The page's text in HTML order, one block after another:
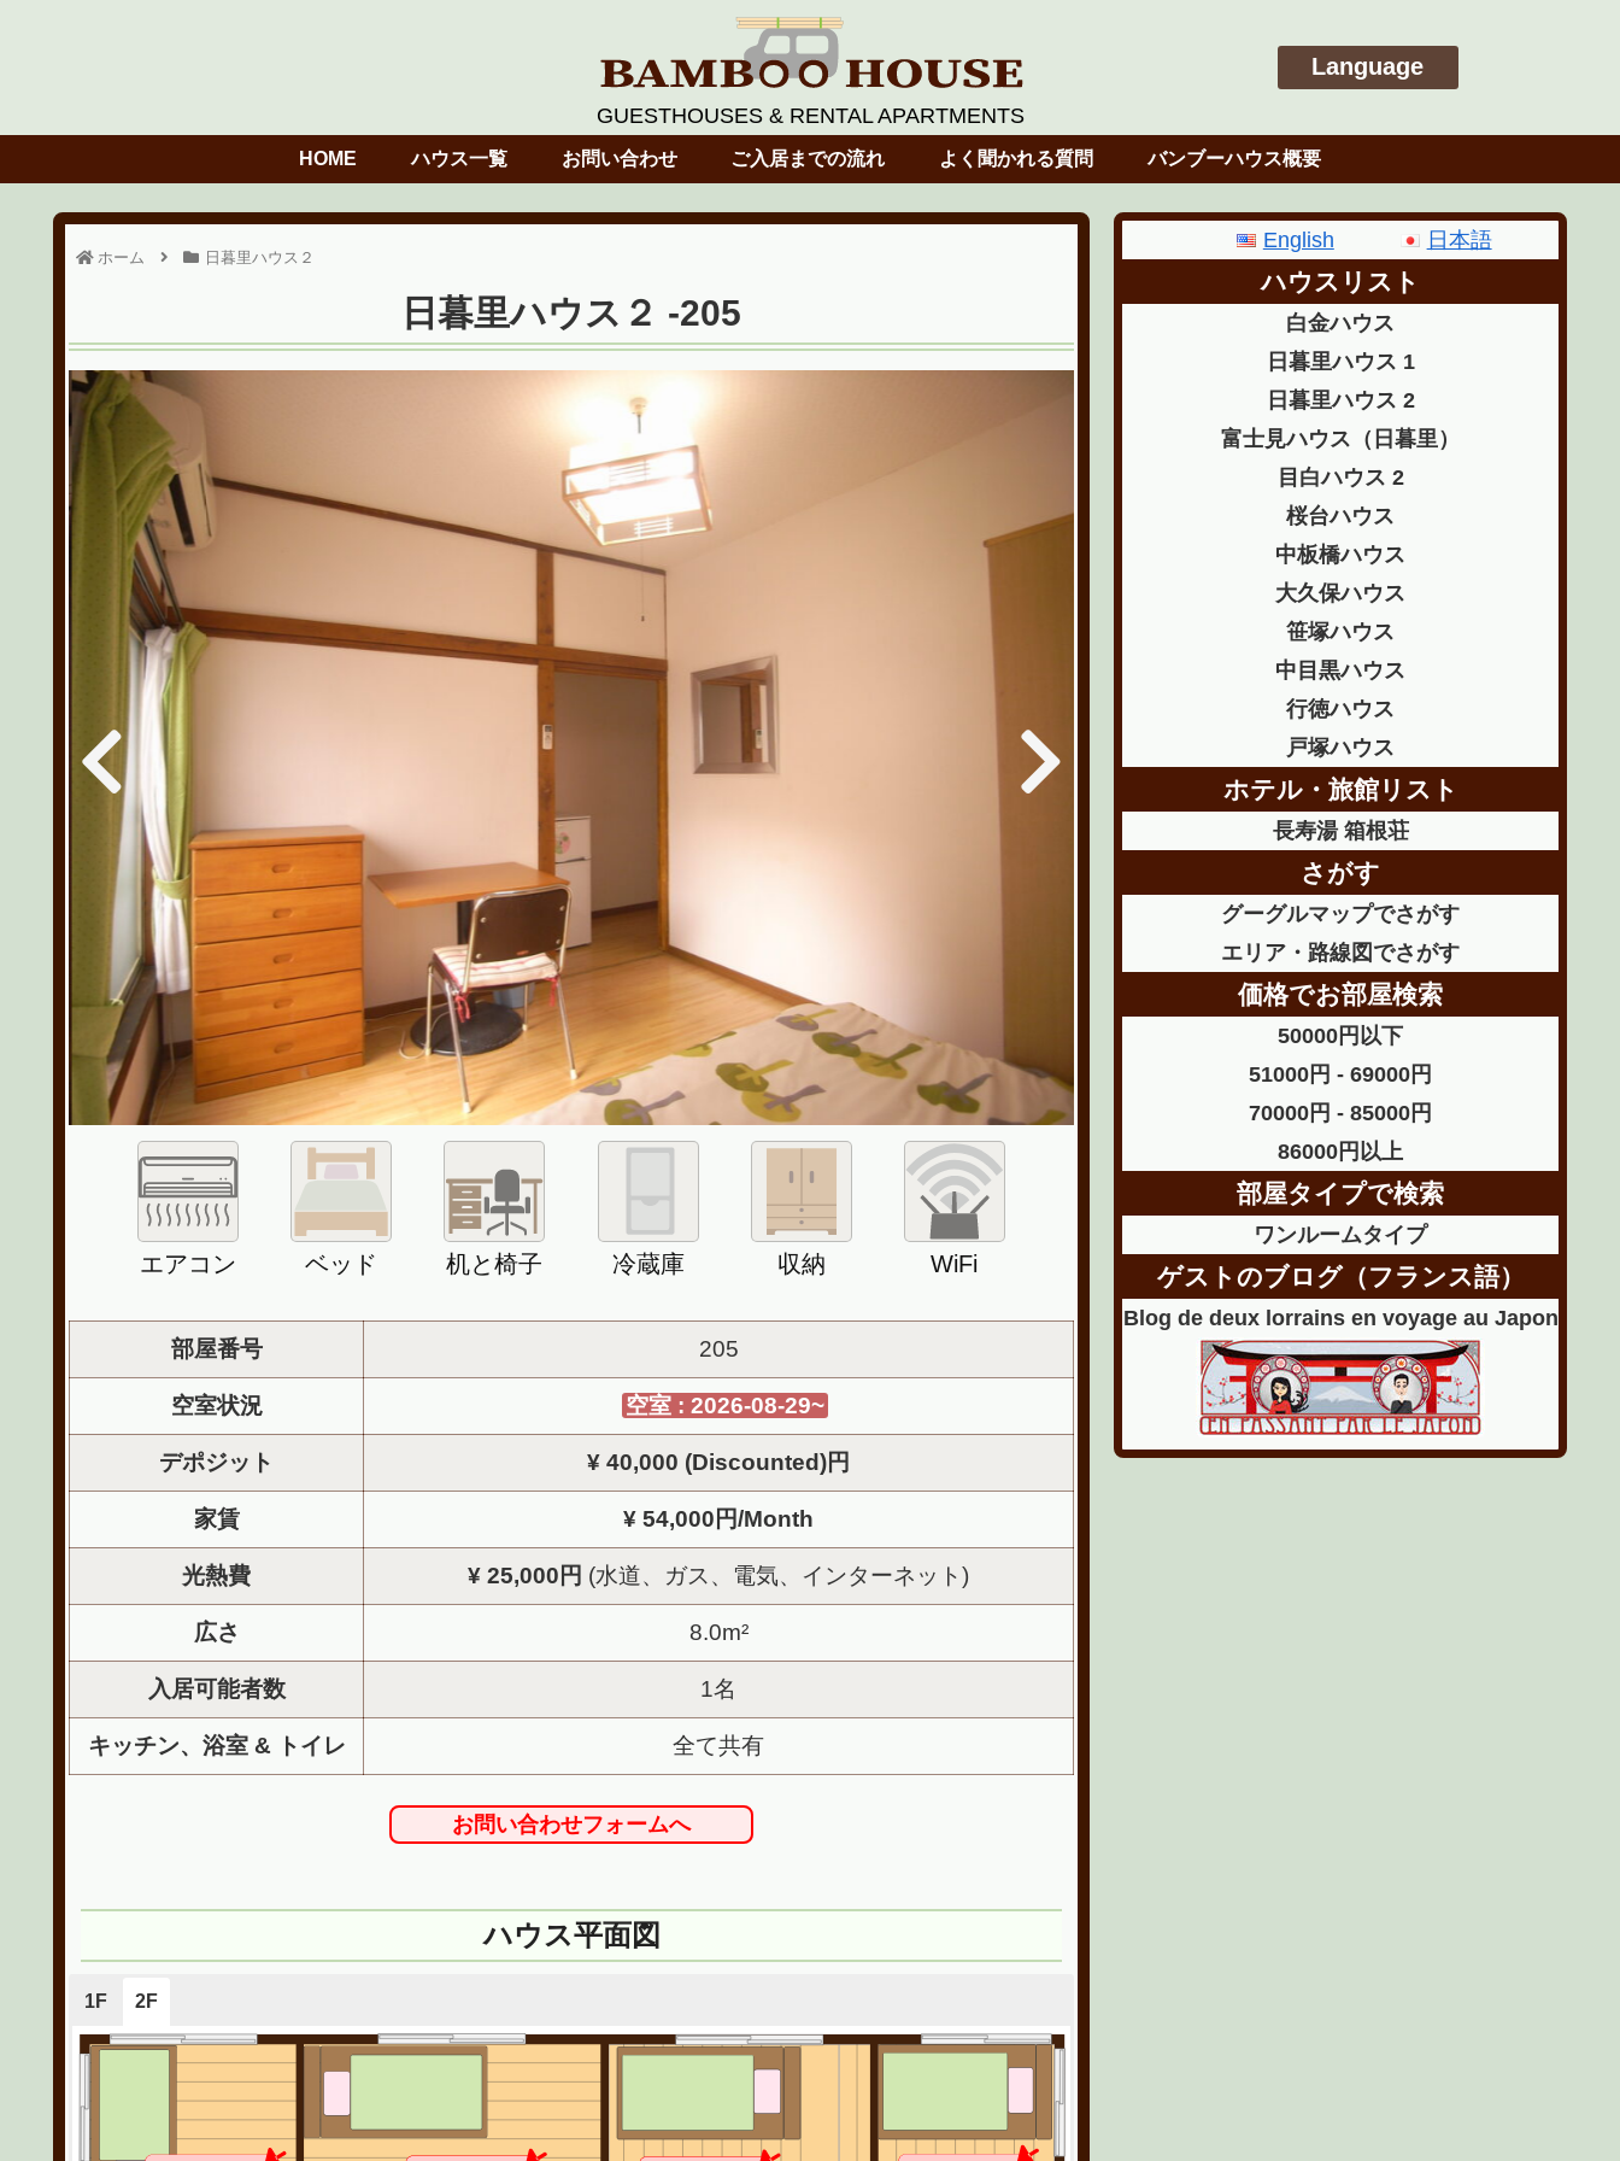
GUESTHOUSES & RENTAL APARTMENTS
Language
HOME ハウス一覧 お問い合わせ ご入居までの流れ よく聞かれる質問 バンブーハウス概要
ホーム 日暮里ハウス２
日暮里ハウス２ -205
エアコン ベッド 机と椅子 冷蔵庫 収納 WiFi
部屋番号 205
空室状況 空室 : 2026-08-29~
デポジット ¥ 40,000 (Discounted)円
家賃 ¥ 54,000円/Month
光熱費 ¥ 25,000円 (水道、ガス、電気、インターネット)
広さ 8.0m²
入居可能者数 1名
キッチン、浴室 & トイレ 全て共有
お問い合わせフォームへ
ハウス平面図
1F 2F
Dining Room
English 日本語
ハウスリスト
白金ハウス
日暮里ハウス 1
日暮里ハウス 2
富士見ハウス（日暮里）
目白ハウス 2
桜台ハウス
中板橋ハウス
大久保ハウス
笹塚ハウス
中目黒ハウス
行徳ハウス
戸塚ハウス
ホテル・旅館リスト
長寿湯 箱根荘
さがす
グーグルマップでさがす
エリア・路線図でさがす
価格でお部屋検索
50000円以下
51000円 - 69000円
70000円 - 85000円
86000円以上
部屋タイプで検索
ワンルームタイプ
ゲストのブログ（フランス語）
Blog de deux lorrains en voyage au Japon